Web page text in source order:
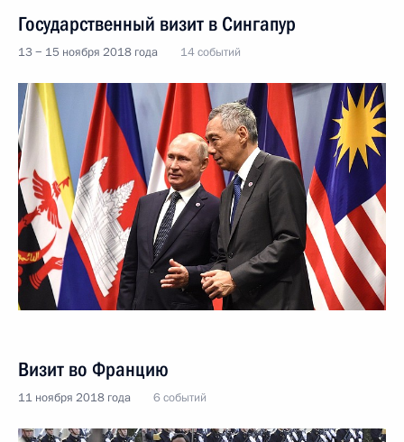
Государственный визит в Сингапур
13 − 15 ноября 2018 года 14 событий
Визит во Францию
11 ноября 2018 года 6 событий